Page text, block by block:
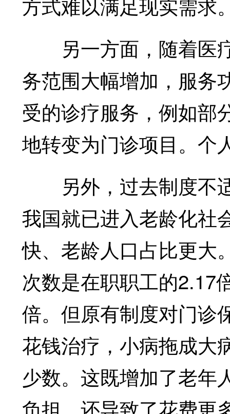
另一方面，随着医
务范围大幅增加，服务
受的诊疗服务，例如部
地转变为门诊项目。个
另外，过去制度不
我国就已进入老龄化社
快、老龄人口占比更大
次数是在职职工的2.17
倍。但原有制度对门诊
花钱治疗，小病拖成大
少数。这既增加了老年
负担，还导致了花费更